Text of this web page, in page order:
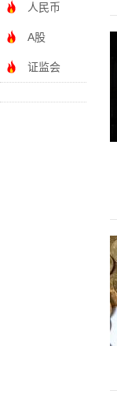
人民币
A股
证监会